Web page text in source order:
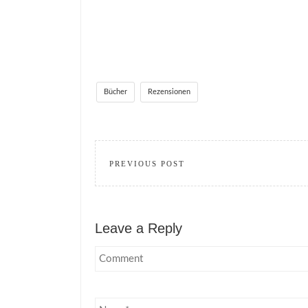
Bücher Rezensionen
PREVIOUS POST
Leave a Reply